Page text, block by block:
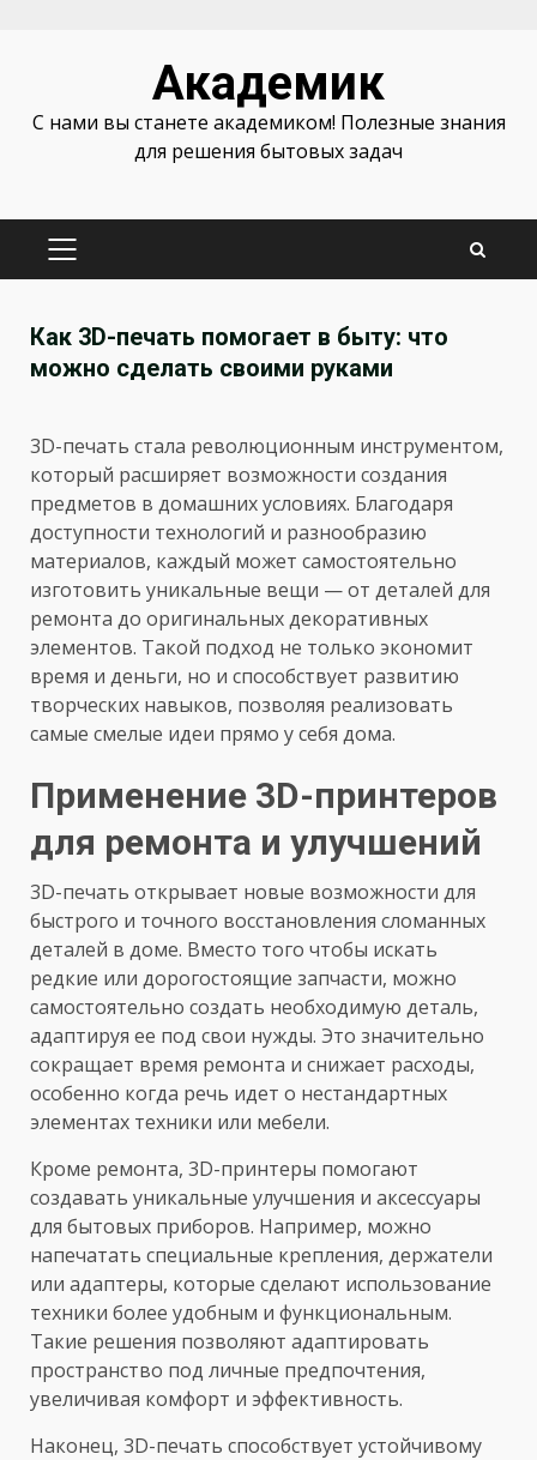
Академик
С нами вы станете академиком! Полезные знания
для решения бытовых задач
ОСНОВНОЕ
Как 3D-печать помогает в быту: что
можно сделать своими руками
3D-печать стала революционным инструментом,
который расширяет возможности создания
предметов в домашних условиях. Благодаря
доступности технологий и разнообразию
материалов, каждый может самостоятельно
изготовить уникальные вещи — от деталей для
ремонта до оригинальных декоративных
элементов. Такой подход не только экономит
время и деньги, но и способствует развитию
творческих навыков, позволяя реализовать
самые смелые идеи прямо у себя дома.
Применение 3D-принтеров
для ремонта и улучшений
3D-печать открывает новые возможности для
быстрого и точного восстановления сломанных
деталей в доме. Вместо того чтобы искать
редкие или дорогостоящие запчасти, можно
самостоятельно создать необходимую деталь,
адаптируя ее под свои нужды. Это значительно
сокращает время ремонта и снижает расходы,
особенно когда речь идет о нестандартных
элементах техники или мебели.
Кроме ремонта, 3D-принтеры помогают
создавать уникальные улучшения и аксессуары
для бытовых приборов. Например, можно
напечатать специальные крепления, держатели
или адаптеры, которые сделают использование
техники более удобным и функциональным.
Такие решения позволяют адаптировать
пространство под личные предпочтения,
увеличивая комфорт и эффективность.
Наконец, 3D-печать способствует устойчивому